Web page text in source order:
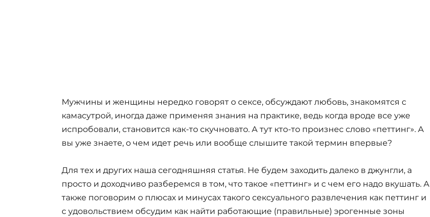
Мужчины и женщины нередко говорят о сексе, обсуждают любовь, знакомятся с
камасутрой, иногда даже применяя знания на практике, ведь когда вроде все уже
испробовали, становится как-то скучновато. А тут кто-то произнес слово «петтинг». А
вы уже знаете, о чем идет речь или вообще слышите такой термин впервые?
Для тех и других наша сегодняшняя статья. Не будем заходить далеко в джунгли, а
просто и доходчиво разберемся в том, что такое «петтинг» и с чем его надо вкушать. А
также поговорим о плюсах и минусах такого сексуального развлечения как петтинг и
с удовольствием обсудим как найти работающие (правильные) эрогенные зоны